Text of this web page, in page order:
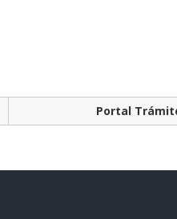
Portal